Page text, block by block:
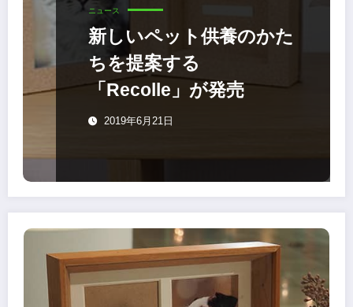
ニュース
新しいペット供養のかた
ちを提案する
「Recolle」が発売
2019年6月21日